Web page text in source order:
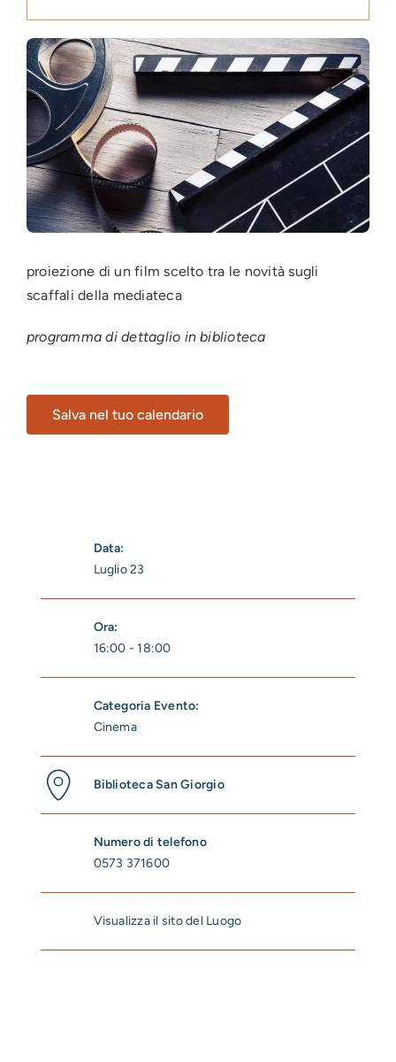
Press
News
Login
proiezione di un film scelto tra le novità sugli
scaffali della mediateca
programma di dettaglio in biblioteca
Salva nel tuo calendario
Data:
Luglio 23
Ora:
16:00 - 18:00
Categoria Evento:
Cinema
Biblioteca San Giorgio
Numero di telefono
0573 371600
Visualizza il sito del Luogo